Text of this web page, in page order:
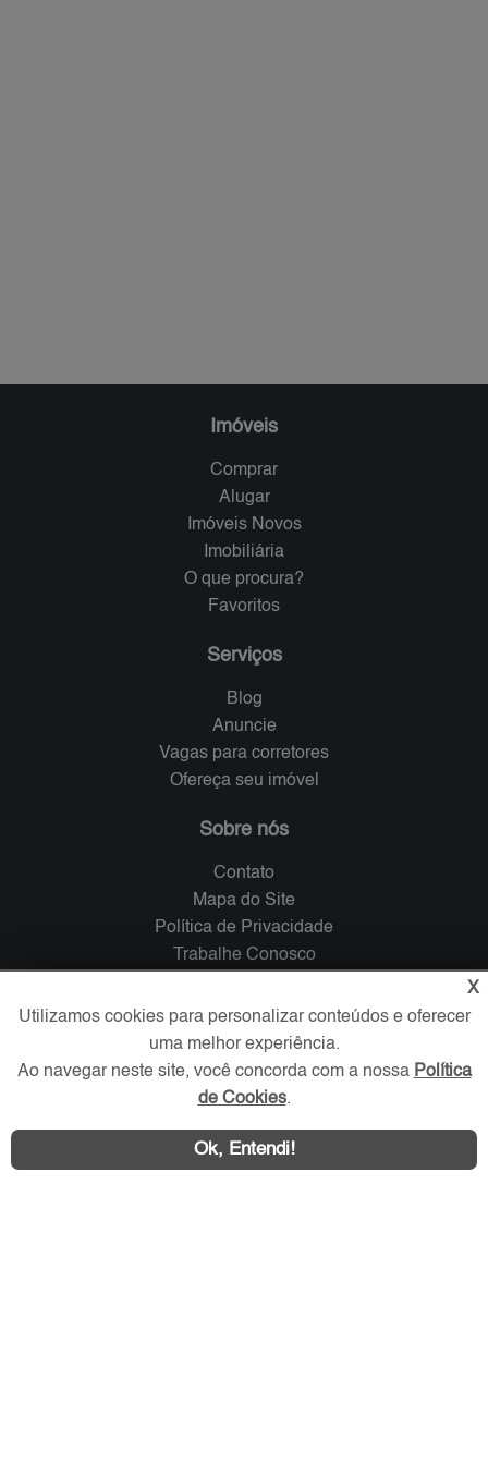
Imóveis
Comprar
Alugar
Imóveis Novos
Imobiliária
O que procura?
Favoritos
Serviços
Blog
Anuncie
Vagas para corretores
Ofereça seu imóvel
Sobre nós
Contato
Mapa do Site
Política de Privacidade
Trabalhe Conosco
Verificada por
Redes Sociais
X
Utilizamos cookies para personalizar conteúdos e oferecer
uma melhor experiência.
Ao navegar neste site, você concorda com a nossa Política
de Cookies.
Ok, Entendi!